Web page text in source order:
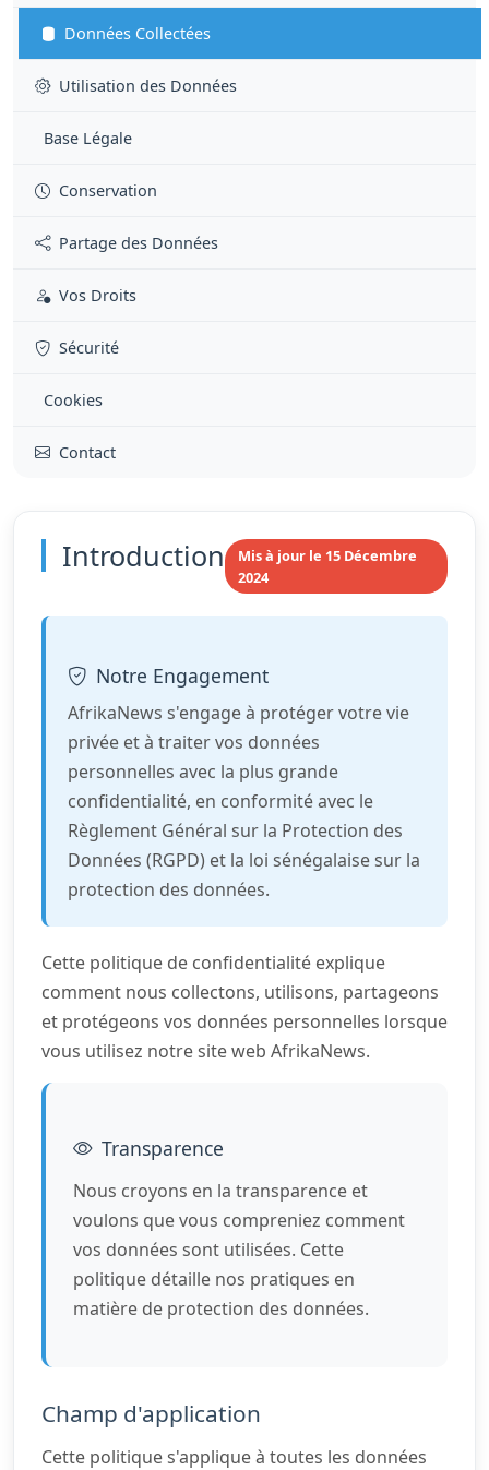
Données Collectées
Utilisation des Données
Base Légale
Conservation
Partage des Données
Vos Droits
Sécurité
Cookies
Contact
Introduction
Mis à jour le 15 Décembre
2024
Notre Engagement
AfrikaNews s'engage à protéger votre vie
privée et à traiter vos données
personnelles avec la plus grande
confidentialité, en conformité avec le
Règlement Général sur la Protection des
Données (RGPD) et la loi sénégalaise sur la
protection des données.
Cette politique de confidentialité explique
comment nous collectons, utilisons, partageons
et protégeons vos données personnelles lorsque
vous utilisez notre site web AfrikaNews.
Transparence
Nous croyons en la transparence et
voulons que vous compreniez comment
vos données sont utilisées. Cette
politique détaille nos pratiques en
matière de protection des données.
Champ d'application
Cette politique s'applique à toutes les données